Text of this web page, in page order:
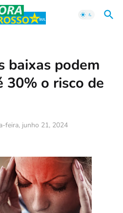
baixas podem
30% o risco de
feira, junho 21, 2024